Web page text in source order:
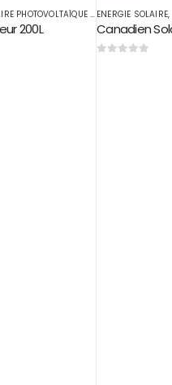
INSTALLATION SOLAIRE PHOTOVOLTAÏQUE RACCORDÉ AU RÉSEAU
200L
ENERGIE SOLAIRE,